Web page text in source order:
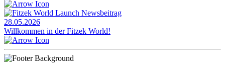
28.05.2026
Willkommen in der Fitzek World!